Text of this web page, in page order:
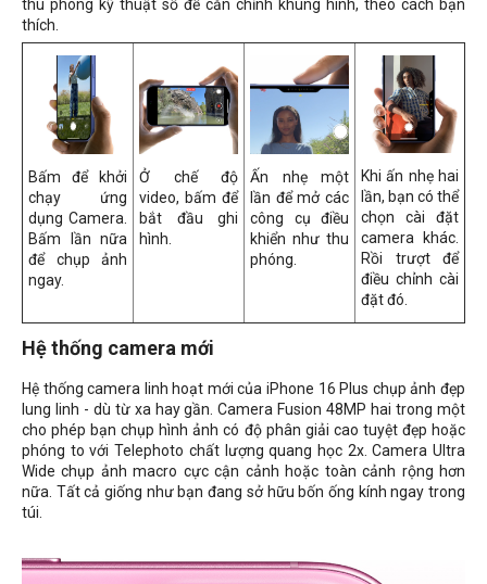
thu phóng kỹ thuật số để căn chỉnh khung hình, theo cách bạn
thích.
Bấm để khởi
chạy ứng
dụng Camera.
Bấm lần nữa
để chụp ảnh
ngay.
Ở chế độ
video, bấm để
bắt đầu ghi
hình.
Ấn nhẹ một
lần để mở các
công cụ điều
khiển như thu
phóng.
Khi ấn nhẹ hai
lần, bạn có thể
chọn cài đặt
camera khác.
Rồi trượt để
điều chỉnh cài
đặt đó.
Hệ thống camera mới
Hệ thống camera linh hoạt mới của iPhone 16 Plus chụp ảnh đẹp
lung linh - dù từ xa hay gần. Camera Fusion 48MP hai trong một
cho phép bạn chụp hình ảnh có độ phân giải cao tuyệt đẹp hoặc
phóng to với Telephoto chất lượng quang học 2x. Camera Ultra
Wide chụp ảnh macro cực cận cảnh hoặc toàn cảnh rộng hơn
nữa. Tất cả giống như bạn đang sở hữu bốn ống kính ngay trong
túi.